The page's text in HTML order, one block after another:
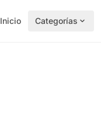
Inicio Categorías